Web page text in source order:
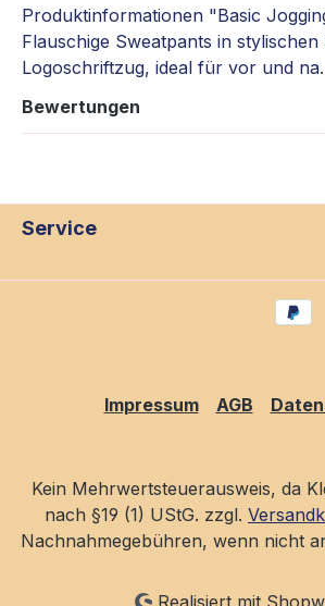
Produktinformationen "Basic
Flauschige Sweatpants in
Logoschriftzug, ideal für vor und
Bewertungen
Service
Impressum AGB
Kein Mehrwertsteuerausweis, da
nach §19 (1) UStG. zzgl.
Nachnahmegebühren, wenn nicht